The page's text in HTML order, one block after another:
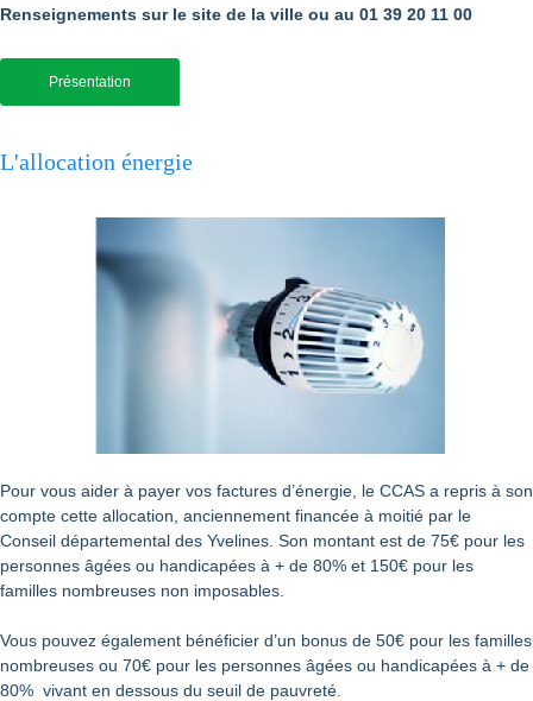
Renseignements sur le site de la ville ou au 01 39 20 11 00
Présentation
L'allocation énergie
Pour vous aider à payer vos factures d’énergie, le CCAS a repris à son
compte cette allocation, anciennement financée à moitié par le
Conseil départemental des Yvelines. Son montant est de 75€ pour les
personnes âgées ou handicapées à + de 80% et 150€ pour les
familles nombreuses non imposables.
Vous pouvez également bénéficier d’un bonus de 50€ pour les familles
nombreuses ou 70€ pour les personnes âgées ou handicapées à + de
80% vivant en dessous du seuil de pauvreté.